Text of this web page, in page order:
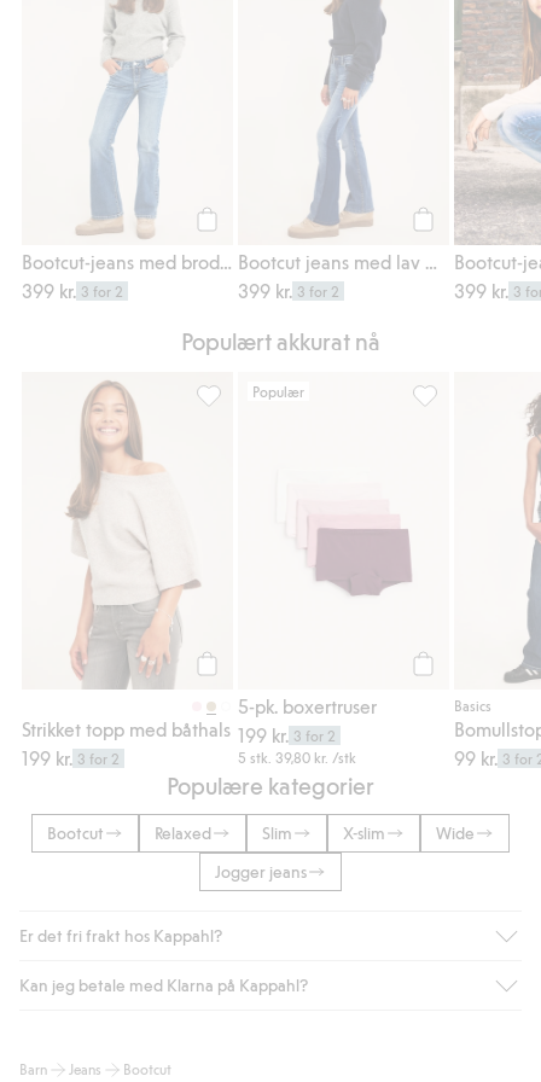
399 kr. 3 for 2
Legg til
399 kr. 3 for 2 399 kr. 3
Populært akkurat nå
Strikket topp med båthals
199 kr. 3 for 2
Strikket topp med båthals, Legg til i
Populær
5-pk. boxertruser
199 kr. 3 for 2
5 stk. 39,80 kr. /stk
5-pk.
Basics
99 kr. 3 for
Populære kategorier
Bootcut Relaxed Slim X-slim
Wide
Jogger jeans
Er det fri frakt hos Kappahl?
Som medlem i Kappahl Club har du alltid gratis frakt til butikk,
automatisk etter at du har logget inn og er identifisert som
Kan jeg betale med Klarna på Kappahl?
og andre betalingsmåter.
Barn Jeans Bootcut